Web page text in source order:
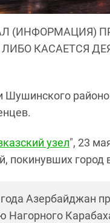
(ИНФОРМАЦИЯ)
КАСАЕТСЯ
Шушинского
узел", 23
покинувших город
года Азербайджан
Нагорного